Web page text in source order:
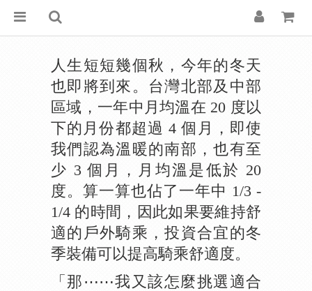
人生短短幾個秋，今年的冬天
也即將到來。台灣北部及中部
區域，一年中月均溫在 20 度以
下的月份都超過 4 個月，即使
我們認為溫暖的南部，也有至
少 3 個月，月均溫是低於 20
度。算一算也佔了一年中 1/3 -
1/4 的時間，因此如果要維持舒
適的戶外騎乘，投資合宜的冬
季裝備可以提高騎乘舒適度。
「那⋯⋯我又該怎麼挑選適合